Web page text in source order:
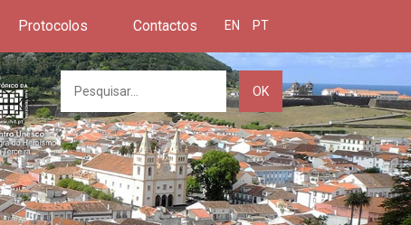
Protocolos Contactos EN PT
OK